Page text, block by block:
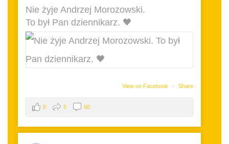
Nie żyje Andrzej Morozowski.
To był Pan dziennikarz. 🖤
View on Facebook · Share
0 5 60